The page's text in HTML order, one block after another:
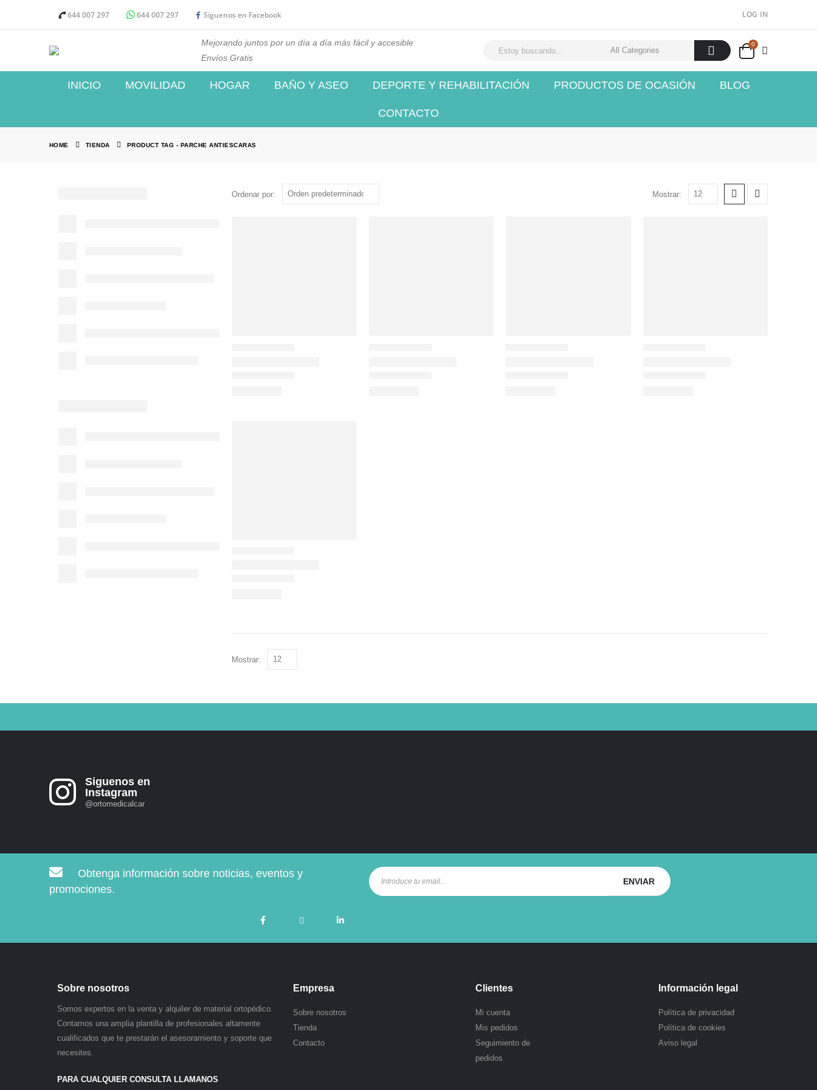
644 007 297 644 007 297 Síguenos en Facebook LOG IN
Mejorando juntos por un día a día más fácil y accesible
Envíos Gratis
0
INICIO MOVILIDAD HOGAR BAÑO Y ASEO DEPORTE Y REHABILITACIÓN PRODUCTOS DE OCASIÓN BLOG
CONTACTO
HOME TIENDA PRODUCT TAG - PARCHE ANTIESCARAS
Ordenar por: Mostrar:
Mostrar:
Siguenos en
Instagram
@ortomedicalcar
Obtenga información sobre noticias, eventos y
promociones.
Sobre nosotros
Somos expertos en la venta y alquiler de material ortopédico.
Contamos una amplia plantilla de profesionales altamente
cualificados que te prestarán el asesoramiento y soporte que
necesites.
PARA CUALQUIER CONSULTA LLAMANOS
Empresa
Sobre nosotros
Tienda
Contacto
Clientes
Mi cuenta
Mis pedidos
Seguimiento de
pedidos
Información legal
Política de privacidad
Política de cookies
Aviso legal